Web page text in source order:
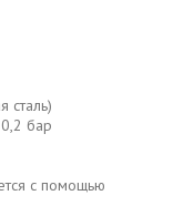
сталь)
бар
с помощью